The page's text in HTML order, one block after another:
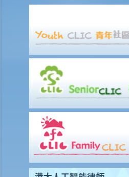
薪金來計算薪俸稅？
2. 強制性公積金 (MPF) 計劃之供款將如
3. 我是一名受薪的公司董事，可否在計
的供款？
4. 若果我不是參加強積金計劃，而是參
可否申請扣減？
5. 甚麼是個人進修開支？如果我為工作
6. 我沒有報讀訂明教育課程，但有參加
為成員主辦的考試。我所支付的考試費
7. 誰人合資格申請扣減長者住宿照顧開
8. 居所貸款利息之最高扣減額是多少？
9. 為購買泊車位而支付的按揭利息可否